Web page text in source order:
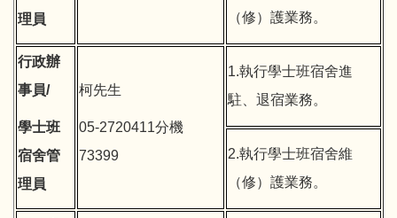
理員
（修）護業務。
行政辦
事員/
學士班
宿舍管
理員
柯先生
05-2720411分機
73399
1.執行學士班宿舍進
駐、退宿業務。
2.執行學士班宿舍維
（修）護業務。